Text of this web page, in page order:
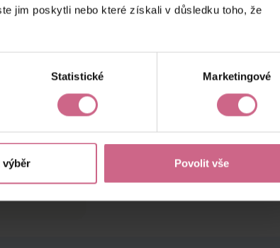
jim poskytli nebo které získali v důsledku toho, že
Statistické Marketingové
výběr Povolit vše